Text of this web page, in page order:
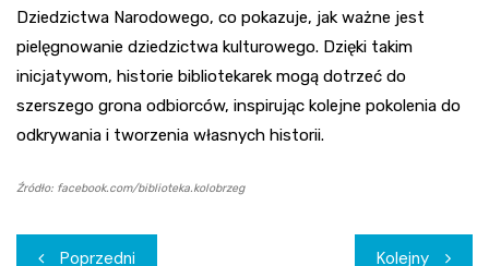
Dziedzictwa Narodowego, co pokazuje, jak ważne jest
pielęgnowanie dziedzictwa kulturowego. Dzięki takim
inicjatywom, historie bibliotekarek mogą dotrzeć do
szerszego grona odbiorców, inspirując kolejne pokolenia do
odkrywania i tworzenia własnych historii.
Źródło: facebook.com/biblioteka.kolobrzeg
Nawigacja
Poprzedni Kolejny